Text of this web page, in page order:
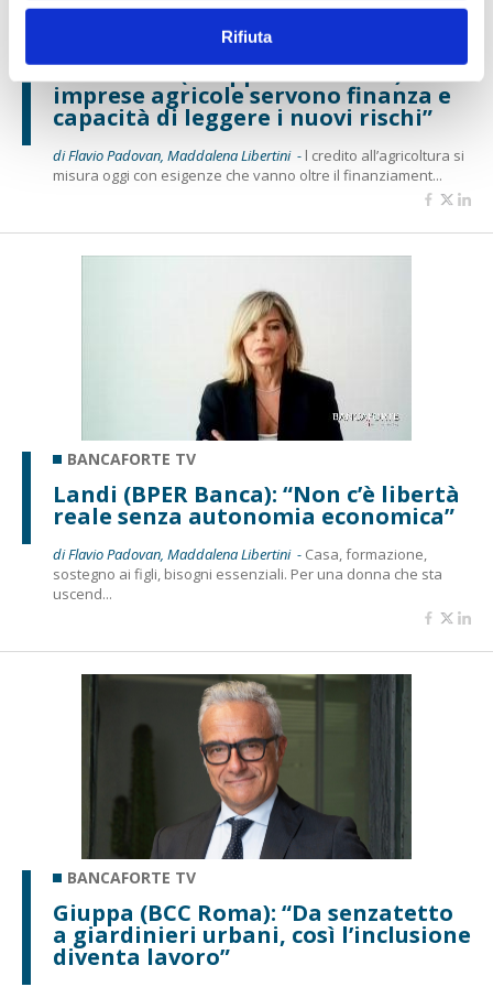
Rifiuta
Mancinelli (Gruppo BCC Iccrea): “Alle
imprese agricole servono finanza e
capacità di leggere i nuovi rischi”
di Flavio Padovan, Maddalena Libertini - l credito all’agricoltura si
misura oggi con esigenze che vanno oltre il finanziament...
BANCAFORTE TV
Landi (BPER Banca): “Non c’è libertà
reale senza autonomia economica”
di Flavio Padovan, Maddalena Libertini - Casa, formazione,
sostegno ai figli, bisogni essenziali. Per una donna che sta
uscend...
BANCAFORTE TV
Giuppa (BCC Roma): “Da senzatetto
a giardinieri urbani, così l’inclusione
diventa lavoro”